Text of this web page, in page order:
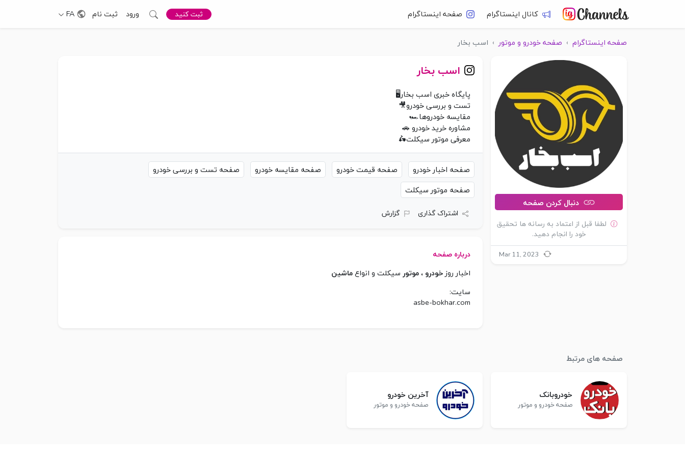
کانال اینستاگرام صفحه اینستاگرام ثبت کنید ورود ثبت نام
صفحه اینستاگرام › صفحه خودرو و موتور › اسب بخار
دنبال کردن صفحه
لطفا قبل از اعتماد به رسانه ها تحقیق
خود را انجام دهید.
Mar 11, 2023
اسب بخار
پایگاه خبری اسب بخار🖥
صفحه اخبار خودرو صفحه قیمت خودرو صفحه مقایسه خودرو
صفحه ‎تست و بررسی خودرو
صفحه موتور سیکلت
اشتراک گذاری گزارش
درباره صفحه
‎اخبار روز خودرو ، موتور سیکلت و انواع ماشین
:سایت
asbe-bokhar.com
صفحه های مرتبط
خودروبانک
صفحه خودرو و موتور
آخرین خودرو
صفحه خودرو و موتور